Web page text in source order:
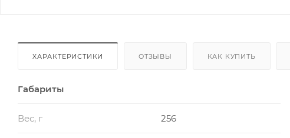
ХАРАКТЕРИСТИКИ ОТЗЫВЫ КАК КУПИТЬ
Габариты
Вес, г 256